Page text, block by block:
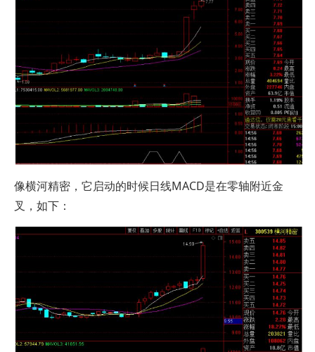
像横河精密，它启动的时候日线MACD是在零轴附近金
叉，如下：